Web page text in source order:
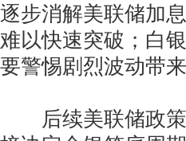
逐步消解美联储加
难以快速突破；白
要警惕剧烈波动带
后续美联储政策